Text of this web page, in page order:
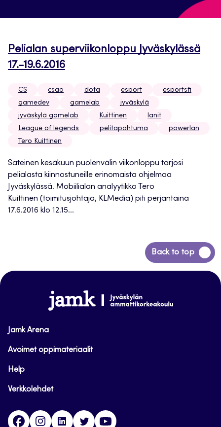
Pelialan superviikonloppu Jyväskylässä
17.-19.6.2016
CS csgo dota esport
esportsfi
gamedev
gamelab
jyväskylä
jyväskylä gamelab
Kuittinen
lanit
League of legends
pelitapahtuma
powerlan
Tero Kuittinen
Sateinen kesäkuun puolenvälin viikonloppu tarjosi
pelialasta kiinnostuneille erinomaista ohjelmaa
Jyväskylässä. Mobiilialan analyytikko Tero
Kuittinen (toimitusjohtaja, KLMedia) piti perjantaina
17.6.2016 klo 12.15...
Back to top
Siirry
takaisin
www.jamk.fi
Jamk Arena
Avoimet oppimateriaalit
Help
Verkkolehdet
FacebookInstagramLinkedinTwitter